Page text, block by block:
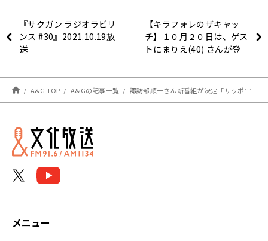
『サクガン ラジオラビリ
ンス #30』2021.10.19放
送
【キラフォレのザキャッ
チ】１０月２０日は、ゲス
トにまりえ(40) さんが登
A&G TOP A&Gの記事一覧 諏訪部順一さん新番組が決定「サッポロ一番 presents 諏訪部順一のひとてまラジオ！！」
メニュー